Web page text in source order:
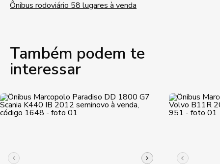
Ônibus rodoviário 58 lugares à venda
Também podem te
interessar